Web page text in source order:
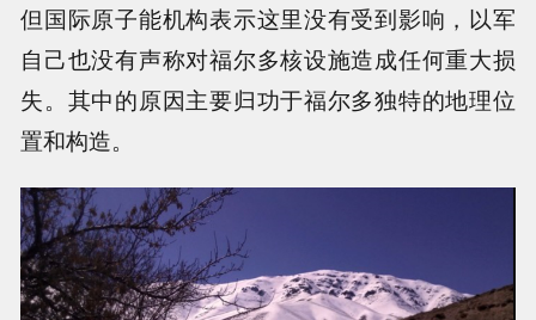
但国际原子能机构表示这里没有受到影响，以军
自己也没有声称对福尔多核设施造成任何重大损
失。其中的原因主要归功于福尔多独特的地理位
置和构造。